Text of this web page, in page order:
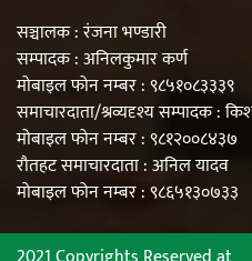
सञ्चालक : रंजना भण्डारी
सम्पादक : अनिलकुमार कर्ण
मोबाइल फोन नम्बर : ९८५१०८३३३९
समाचारदाता/श्रव्यदृश्य सम्पादक :
मोबाइल फोन नम्बर : ९८१२००८४३७
रौतहट समाचारदाता : अनिल यादव
मोबाइल फोन नम्बर : ९८६५१३०७३३